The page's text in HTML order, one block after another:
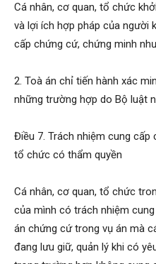
Cá nhân, cơ quan, tổ chức
và lợi ích hợp pháp của người
cấp chứng cứ, chứng minh
2. Toà án chỉ tiến hành xác
những trường hợp do Bộ luật
Điều 7. Trách nhiệm cung cấp
tổ chức có thẩm quyền
Cá nhân, cơ quan, tổ chức
của mình có trách nhiệm
án chứng cứ trong vụ án mà
đang lưu giữ, quản lý khi có